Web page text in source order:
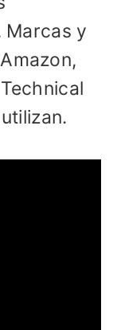
Marcas y